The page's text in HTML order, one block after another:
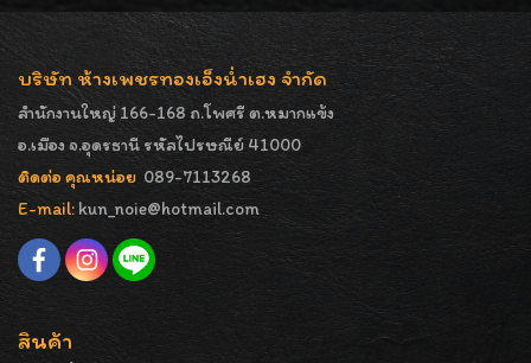
บริษัท ห้างเพชรทองเอ็งน่ำเฮง จำกัด
สำนักงานใหญ่ 166-168 ถ.โพศรี ต.หมากแข้ง
อ.เมือง จ.อุดรธานี รหัสไปรษณีย์ 41000
ติดต่อ คุณหน่อย 089-7113268
E-mail: kun_noie@hotmail.com
สินค้า